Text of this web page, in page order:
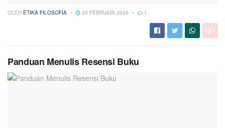
OLEH ETIKA FILOSOFIA 20 FEBRUARI 2026 1
Panduan Menulis Resensi Buku